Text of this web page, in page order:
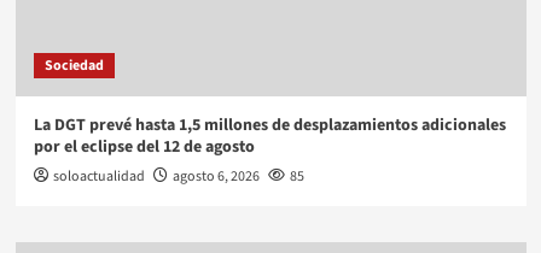
Sociedad
La DGT prevé hasta 1,5 millones de desplazamientos adicionales
por el eclipse del 12 de agosto
soloactualidad agosto 6, 2026 85